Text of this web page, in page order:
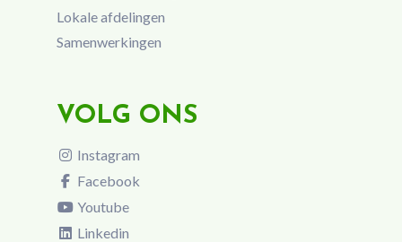
Lokale afdelingen
Samenwerkingen
VOLG ONS
Instagram
Facebook
Youtube
Linkedin